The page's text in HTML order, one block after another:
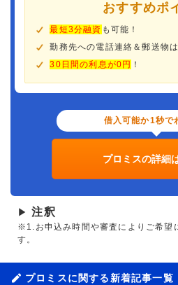
おすすめポ
最短3分融資 も可能！
勤務先への電話連絡＆郵送物
30日間の利息が0円 ！
借入可能か1秒で
プロミスの詳細
▶ 注釈
※1.お申込み時間や審査によりご希望
す。
プロミスに関する新着記事一覧